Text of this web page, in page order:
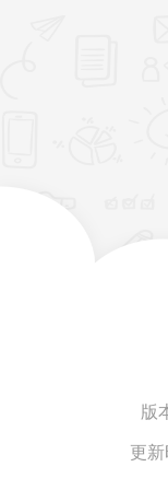
版
更新